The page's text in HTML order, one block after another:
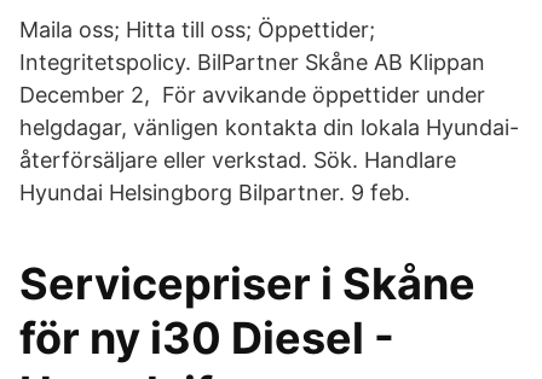
Maila oss; Hitta till oss; Öppettider;
Integritetspolicy. BilPartner Skåne AB Klippan
December 2, För avvikande öppettider under
helgdagar, vänligen kontakta din lokala Hyundai-​
återförsäljare eller verkstad. Sök. Handlare
Hyundai Helsingborg Bilpartner. 9 feb.
Servicepriser i Skåne
för ny i30 Diesel -